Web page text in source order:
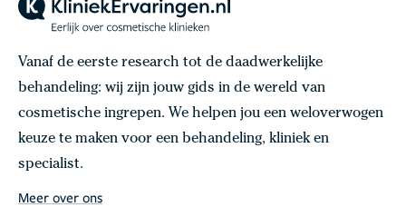
Vanaf de eerste research tot de daadwerkelijke
behandeling: wij zijn jouw gids in de wereld van
cosmetische ingrepen. We helpen jou een weloverwogen
keuze te maken voor een behandeling, kliniek en
specialist.
Meer over ons